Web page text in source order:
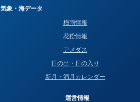
気象・海データ
梅雨情報
花粉情報
アメダス
日の出・日の入り
新月・満月カレンダー
運営情報